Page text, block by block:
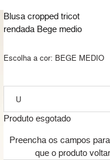
Blusa cropped tricot
rendada Bege medio
Escolha a cor: BEGE MEDIO
Produto esgotado
Preencha os campos
que o produto